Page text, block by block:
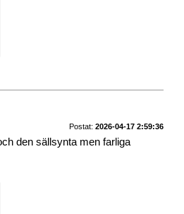
Postat: 2026-04-17 2:59:36
den sällsynta men farliga